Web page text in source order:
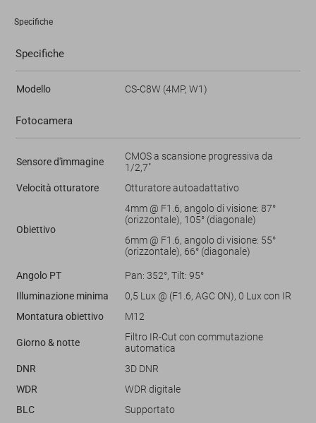
Specifiche
Specifiche
Modello CS-C8W (4MP, W1)
Fotocamera
Sensore d'immagine
CMOS a scansione progressiva da
1/2,7"
Velocità otturatore
Otturatore autoadattativo
Obiettivo
4mm @ F1.6, angolo di visione: 87°
(orizzontale), 105° (diagonale)
6mm @ F1.6, angolo di visione: 55°
(orizzontale), 66° (diagonale)
Angolo PT
Pan: 352°, Tilt: 95°
Illuminazione minima
0,5 Lux @ (F1.6, AGC ON), 0 Lux con IR
Montatura obiettivo
M12
Giorno & notte
Filtro IR-Cut con commutazione
automatica
DNR
3D DNR
WDR
WDR digitale
BLC
Supportato